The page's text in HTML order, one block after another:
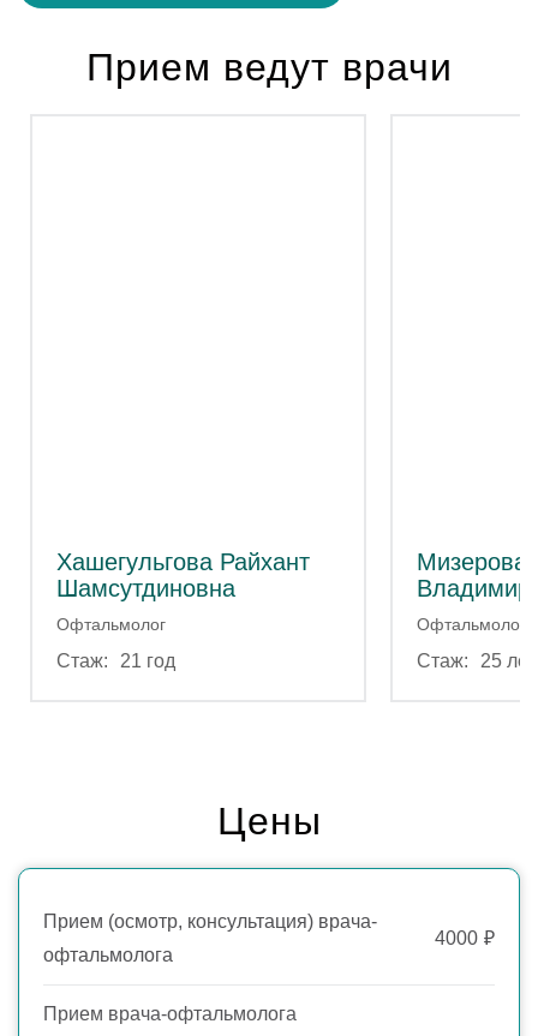
Прием ведут врачи
Хашегульгова Райхант
Шамсутдиновна
Офтальмолог
21 год
Мизерова
Офтальмолог
25 лет
Цены
Прием (осмотр, консультация) врача-
офтальмолога
4000 ₽
Прием врача-офтальмолога